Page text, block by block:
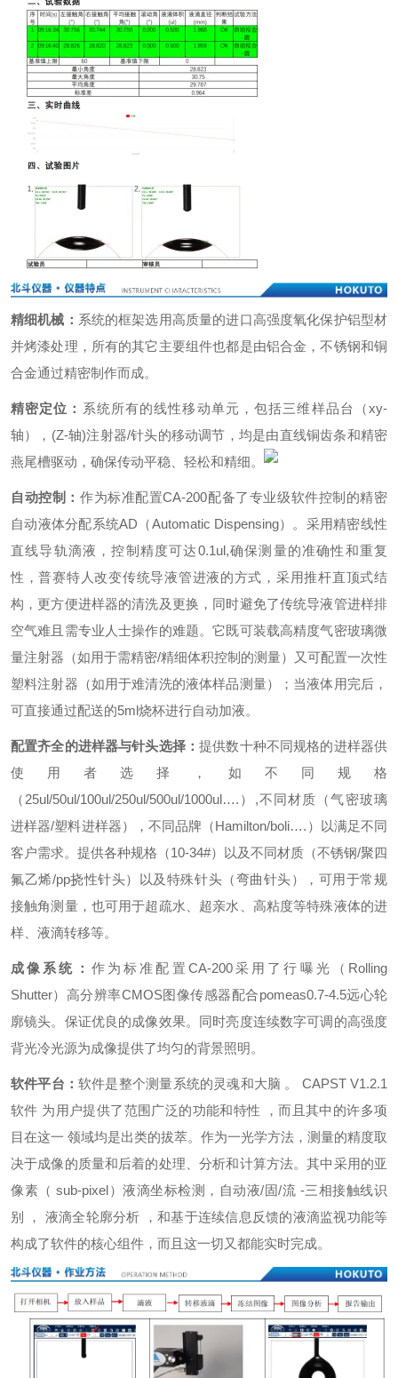
精细机械： 系统的框架选用高质量的进口高强度氧化保护铝型材
并烤漆处理，所有的其它主要组件也都是由铝合金，不锈钢和铜
合金通过精密制作而成。
精密定位： 系统所有的线性移动单元，包括三维样品台（xy-
轴），(Z-轴)注射器/针头的移动调节，均是由直线铜齿条和精密
燕尾槽驱动，确保传动平稳、轻松和精细。
自动控制： 作为标准配置CA-200配备了专业级软件控制的精密
自动液体分配系统AD（Automatic Dispensing）。采用精密线性
直线导轨滴液，控制精度可达0.1ul,确保测量的准确性和重复
性，普赛特人改变传统导液管进液的方式，采用推杆直顶式结
构，更方便进样器的清洗及更换，同时避免了传统导液管进样排
空气难且需专业人士操作的难题。它既可装载高精度气密玻璃微
量注射器（如用于需精密/精细体积控制的测量）又可配置一次性
塑料注射器（如用于难清洗的液体样品测量）；当液体用完后，
可直接通过配送的5ml烧杯进行自动加液。
配置齐全的进样器与针头选择：提供数十种不同规格的进样器供
使用者选择，如不同规格
（25ul/50ul/100ul/250ul/500ul/1000ul….）,不同材质（气密玻璃
进样器/塑料进样器），不同品牌（Hamilton/boli….）以满足不同
客户需求。提供各种规格（10-34#）以及不同材质（不锈钢/聚四
氟乙烯/pp挠性针头）以及特殊针头（弯曲针头），可用于常规
接触角测量，也可用于超疏水、超亲水、高粘度等特殊液体的进
样、液滴转移等。
成像系统： 作为标准配置CA-200采用了行曝光（Rolling
Shutter）高分辨率CMOS图像传感器配合pomeas0.7-4.5远心轮
廓镜头。保证优良的成像效果。同时亮度连续数字可调的高强度
背光冷光源为成像提供了均匀的背景照明。
软件平台：软件是整个测量系统的灵魂和大脑 。 CAPST V1.2.1
软件 为用户提供了范围广泛的功能和特性 ，而且其中的许多项
目在这一 领域均是出类的拔萃。作为一光学方法，测量的精度取
决于成像的质量和后着的处理、分析和计算方法。其中采用的亚
像素（ sub-pixel）液滴坐标检测，自动液/固/流 -三相接触线识
别 ， 液滴全轮廓分析 ，和基于连续信息反馈的液滴监视功能等
构成了软件的核心组件，而且这一切又都能实时完成。